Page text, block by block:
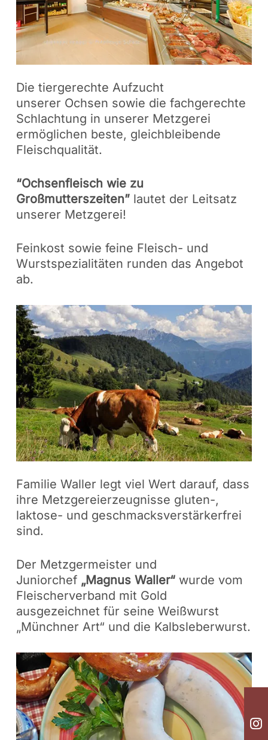
Die tiergerechte Aufzucht
unserer Ochsen sowie die fachgerechte
Schlachtung in unserer Metzgerei
ermöglichen beste, gleichbleibende
Fleischqualität.
“Ochsenfleisch wie zu
Großmutterszeiten”lautet der Leitsatz
unserer Metzgerei!
Feinkost sowie feine Fleisch- und
Wurstspezialitäten runden das Angebot
ab.
Familie Waller legt viel Wert darauf, dass
ihre Metzgereierzeugnisse gluten-,
laktose- und geschmacksverstärkerfrei
sind.
Der Metzgermeister und
Juniorchef „Magnus Waller“wurde vom
Fleischerverband mit Gold
ausgezeichnet für seine Weißwurst
„Münchner Art“ und die Kalbsleberwurst.